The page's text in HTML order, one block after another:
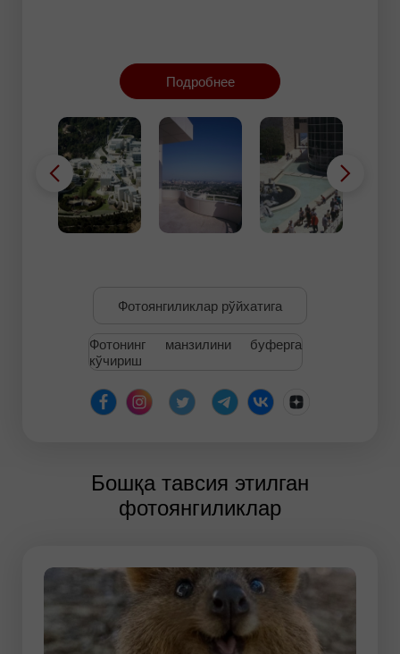
Подробнее
Фотоянгиликлар рўйхатига
Фотонинг манзилини буферга
кўчириш
Бошқа тавсия этилган
фотоянгиликлар